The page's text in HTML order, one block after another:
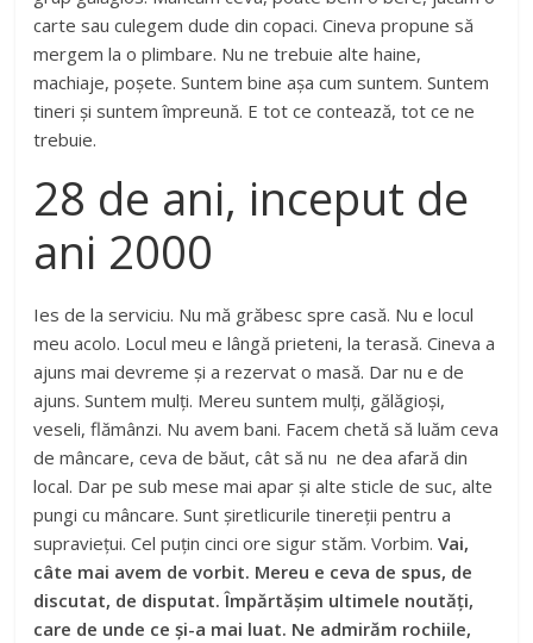
carte sau culegem dude din copaci. Cineva propune să
mergem la o plimbare. Nu ne trebuie alte haine,
machiaje, poșete. Suntem bine așa cum suntem. Suntem
tineri și suntem împreună. E tot ce contează, tot ce ne
trebuie.
28 de ani, inceput de
ani 2000
Ies de la serviciu. Nu mă grăbesc spre casă. Nu e locul
meu acolo. Locul meu e lângă prieteni, la terasă. Cineva a
ajuns mai devreme și a rezervat o masă. Dar nu e de
ajuns. Suntem mulți. Mereu suntem mulți, gălăgioși,
veseli, flămânzi. Nu avem bani. Facem chetă să luăm ceva
de mâncare, ceva de băut, cât să nu ne dea afară din
local. Dar pe sub mese mai apar și alte sticle de suc, alte
pungi cu mâncare. Sunt șiretlicurile tinereții pentru a
supraviețui. Cel puțin cinci ore sigur stăm. Vorbim.Vai,
câte mai avem de vorbit. Mereu e ceva de spus, de
discutat, de disputat. Împărtășim ultimele noutăți,
care de unde ce și-a mai luat. Ne admirăm rochiile,